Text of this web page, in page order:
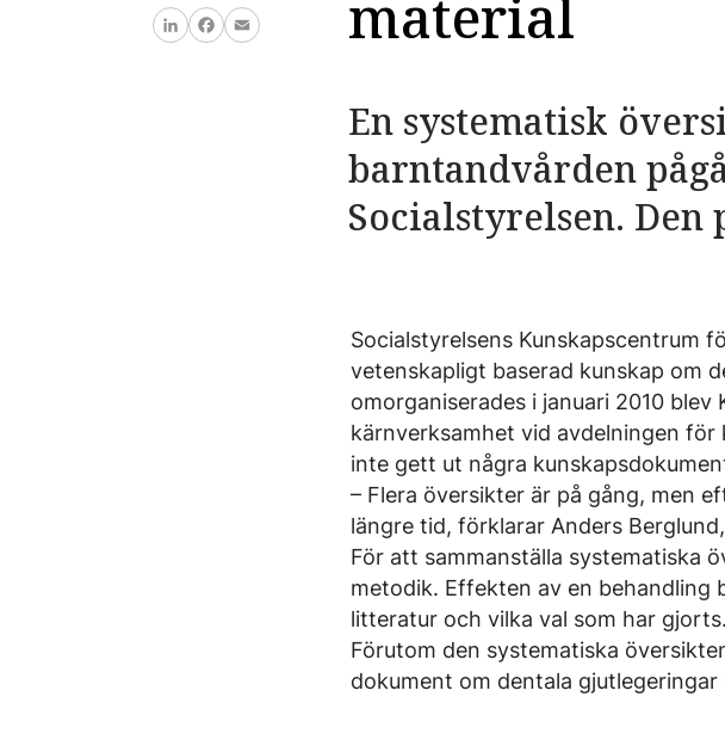
FacebookEmail
material
En systematisk
barntandvården
Socialstyrelsen.
Socialstyrelsens Kunskapscentrum
vetenskapligt baserad kunskap om
omorganiserades i januari 2010
kärnverksamhet vid avdelningen för
inte gett ut några
– Flera översikter är på gång, men
längre tid, förklarar Anders
För att sammanställa systematiska
metodik. Effekten av en behandling
litteratur och vilka val som har gjorts.
Förutom den systematiska
dokument om dentala gjutlegeringar